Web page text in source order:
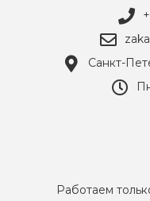
Санкт-
Работаем